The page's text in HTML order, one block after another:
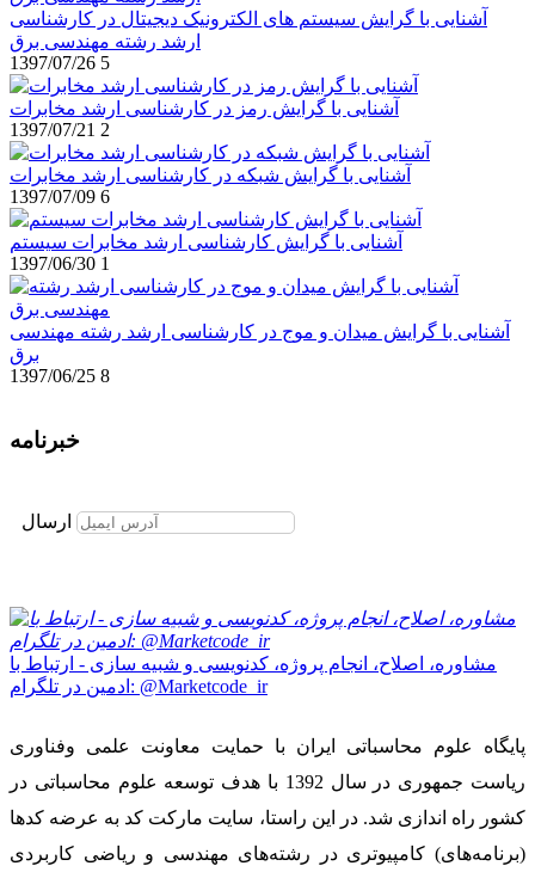
آشنایی با گرایش سیستم های الکترونیک دیجیتال در کارشناسی
ارشد رشته مهندسی برق
1397/07/26 5
آشنایی با گرایش رمز در کارشناسی ارشد مخابرات
1397/07/21 2
آشنایی با گرایش شبکه در کارشناسی ارشد مخابرات
1397/07/09 6
آشنایی با گرایش کارشناسی ارشد مخابرات سیستم
1397/06/30 1
آشنایی با گرایش میدان و موج در کارشناسی ارشد رشته مهندسی
برق
1397/06/25 8
خبرنامه
ارسال
مشاوره، اصلاح، انجام پروژه، کدنویسی و شبیه سازی - ارتباط با
ادمین در تلگرام: @Marketcode_ir
پایگاه علوم محاسباتی ایران با حمایت معاونت علمی وفناوری
ریاست جمهوری در سال 1392 با هدف توسعه علوم محاسباتی در
کشور راه اندازی شد. در این راستا، سایت مارکت کد به عرضه کدها
(برنامه‌های) کامپیوتری در رشته‌های مهندسی و ریاضی کاربردی